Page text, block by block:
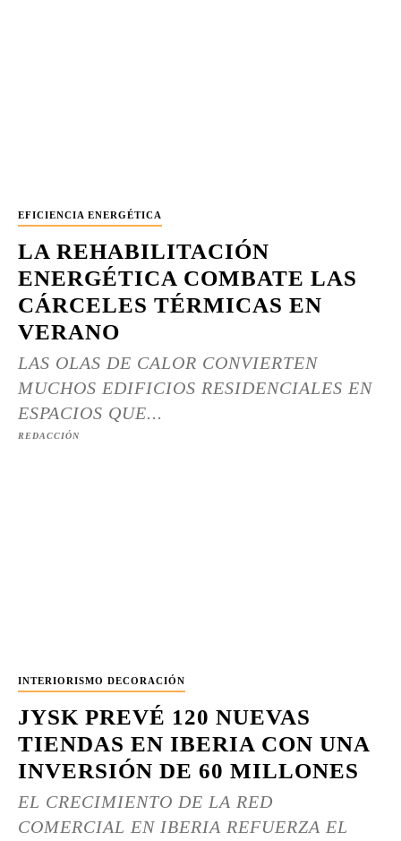
EFICIENCIA ENERGÉTICA
LA REHABILITACIÓN
ENERGÉTICA COMBATE LAS
CÁRCELES TÉRMICAS EN
VERANO
LAS OLAS DE CALOR CONVIERTEN
MUCHOS EDIFICIOS RESIDENCIALES EN
ESPACIOS QUE...
REDACCIÓN
INTERIORISMO DECORACIÓN
JYSK PREVÉ 120 NUEVAS
TIENDAS EN IBERIA CON UNA
INVERSIÓN DE 60 MILLONES
EL CRECIMIENTO DE LA RED
COMERCIAL EN IBERIA REFUERZA EL